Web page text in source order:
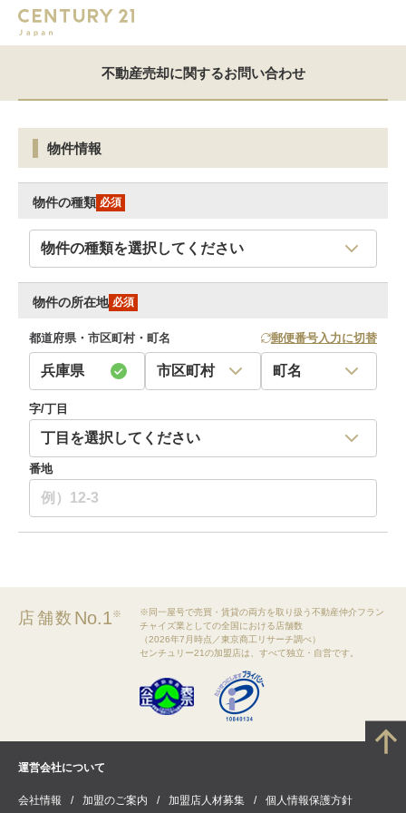
不動産売却に関するお問い合わせ
物件情報
物件の種類 必須
物件の所在地 必須
都道府県・市区町村・町名 郵便番号入力に切替
字/丁目
番地
店舗数 No.1※
※同一屋号で売買・賃貸の両方を取り扱う不動産仲介フラン
チャイズ業としての全国における店舗数
（2026年7月時点／東京商工リサーチ調べ）
センチュリー21の加盟店は、すべて独立・自営です。
運営会社について
会社情報 加盟のご案内 加盟店人材募集 個人情報保護方針